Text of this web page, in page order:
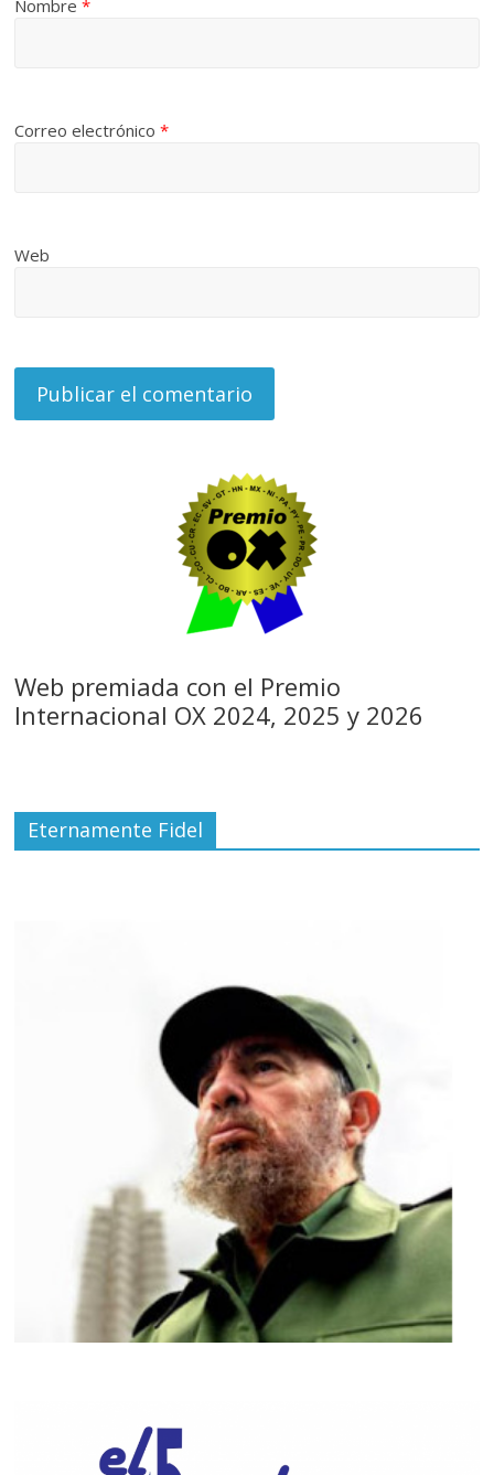
Nombre*
Correo electrónico*
Web
Web premiada con el Premio
Internacional OX 2024, 2025 y 2026
Eternamente Fidel